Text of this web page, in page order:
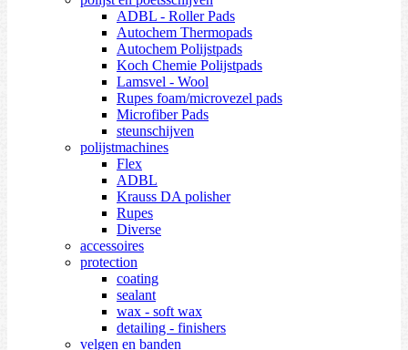
ADBL - Roller Pads
Autochem Thermopads
Autochem Polijstpads
Koch Chemie Polijstpads
Lamsvel - Wool
Rupes foam/microvezel pads
Microfiber Pads
steunschijven
polijstmachines
Flex
ADBL
Krauss DA polisher
Rupes
Diverse
accessoires
protection
coating
sealant
wax - soft wax
detailing - finishers
velgen en banden